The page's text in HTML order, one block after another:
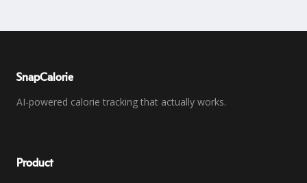
SnapCalorie
AI-powered calorie tracking that actually works.
Product